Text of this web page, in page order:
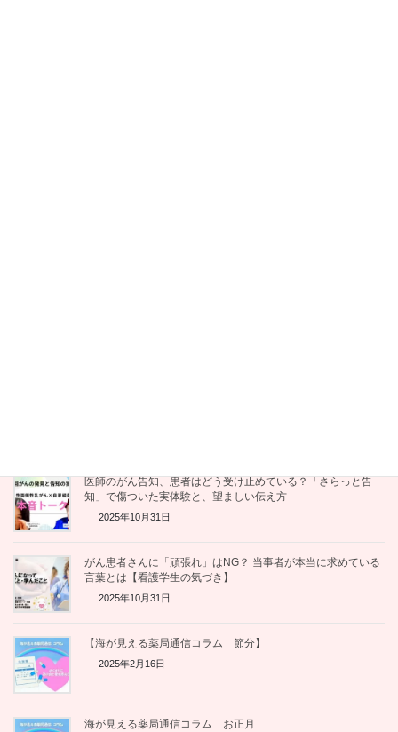
医師のがん告知、患者はどう受け止めている？「さらっと告
知」で傷ついた実体験と、望ましい伝え方
2025年10月31日
がん患者さんに「頑張れ」はNG？ 当事者が本当に求めている
言葉とは【看護学生の気づき】
2025年10月31日
【海が見える薬局通信コラム 節分】
2025年2月16日
海が見える薬局通信コラム お正月